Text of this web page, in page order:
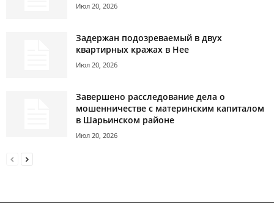
Июл 20, 2026
Задержан подозреваемый в двух
квартирных кражах в Нее
Июл 20, 2026
Завершено расследование дела о
мошенничестве с материнским капиталом
в Шарьинском районе
Июл 20, 2026